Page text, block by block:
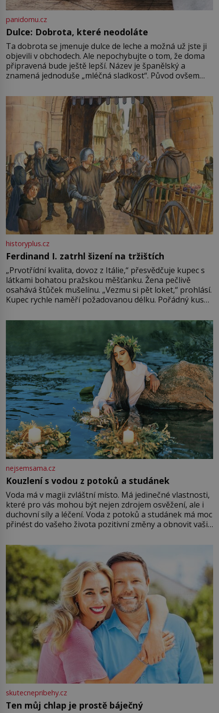
panidomu.cz
Dulce: Dobrota, které neodoláte
Ta dobrota se jmenuje dulce de leche a možná už jste ji
objevili v obchodech. Ale nepochybujte o tom, že doma
připravená bude ještě lepší. Název je španělský a
znamená jednoduše „mléčná sladkost“. Původ ovšem
pře hned několik latinskoamerických zemí a k tomu
Francie, kde se traduje,
historyplus.cz
Ferdinand I. zatrhl šizení na tržištích
„Prvotřídní kvalita, dovoz z Itálie,“ přesvědčuje kupec s
látkami bohatou pražskou měšťanku. Žena pečlivě
osahává štůček mušelínu. „Vezmu si pět loket,“ prohlásí.
Kupec rychle naměří požadovanou délku. Pořádný kus
milostpaní. Stačí jenom na sukni,“ zhodnotí švadlena
množství růžového mušelínu. „Ošidili vás, podívejte.“
nejsemsama.cz
Kouzlení s vodou z potoků a studánek
Voda má v magii zvláštní místo. Má jedinečné vlastnosti,
které pro vás mohou být nejen zdrojem osvěžení, ale i
duchovní síly a léčení. Voda z potoků a studánek má moc
přinést do vašeho života pozitivní změny a obnovit vaši
můžete obohatit své rituály a přinést do svého života
větší harmonii a klid. Je důležité
skutecnepribehy.cz
Ten můj chlap je prostě báječný